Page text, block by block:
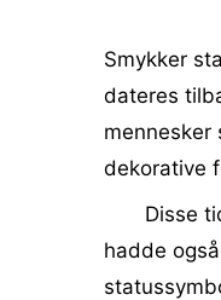
Smykker
dateres
mennesker
dekorative
Disse
hadde